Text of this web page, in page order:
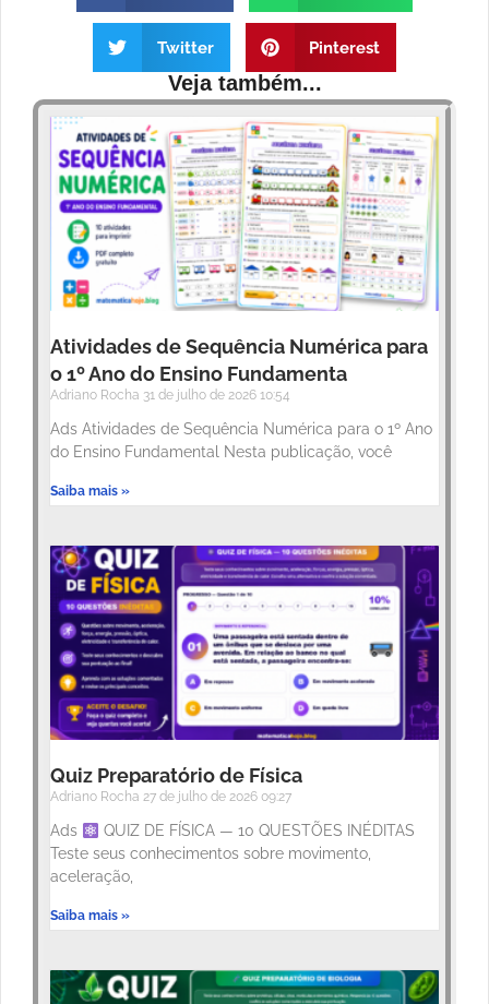
Twitter Pinterest
Veja também...
Atividades de Sequência Numérica para
o 1º Ano do Ensino Fundamenta
Adriano Rocha 31 de julho de 2026 10:54
Ads Atividades de Sequência Numérica para o 1º Ano
do Ensino Fundamental Nesta publicação, você
Saiba mais »
Quiz Preparatório de Física
Adriano Rocha 27 de julho de 2026 09:27
Ads
QUIZ DE FÍSICA — 10 QUESTÕES INÉDITAS
Teste seus conhecimentos sobre movimento,
aceleração,
Saiba mais »